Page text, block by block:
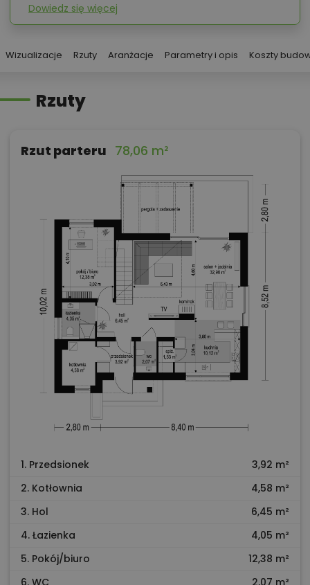
Dowiedz się więcej
Wizualizacje Rzuty Aranżacje Parametry i opis Koszty
Rzuty
Rzut parteru 78,06 m²
1. Przedsionek
3,92 m²
2. Kotłownia
4,58 m²
3. Hol
6,45 m²
4. Łazienka
4,05 m²
5. Pokój/biuro
12,38 m²
6. WC
2,07 m²